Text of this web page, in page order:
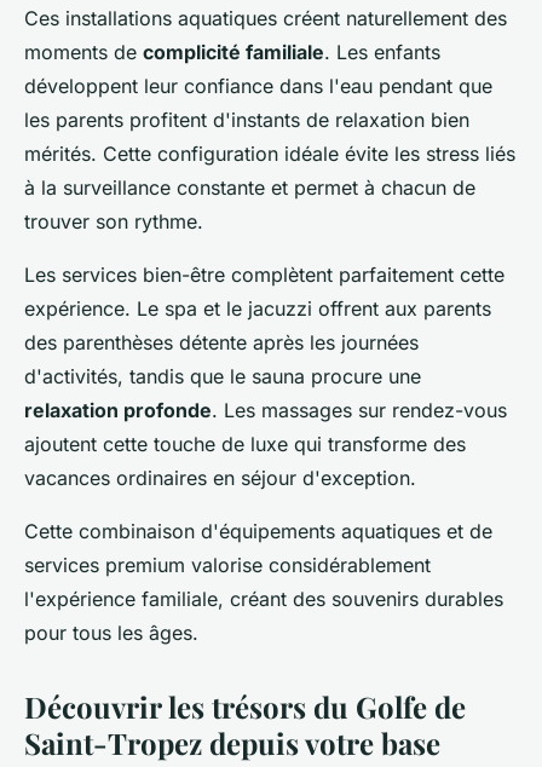
Ces installations aquatiques créent naturellement des
moments de complicité familiale. Les enfants
développent leur confiance dans l'eau pendant que
les parents profitent d'instants de relaxation bien
mérités. Cette configuration idéale évite les stress liés
à la surveillance constante et permet à chacun de
trouver son rythme.
Les services bien-être complètent parfaitement cette
expérience. Le spa et le jacuzzi offrent aux parents
des parenthèses détente après les journées
d'activités, tandis que le sauna procure une
relaxation profonde. Les massages sur rendez-vous
ajoutent cette touche de luxe qui transforme des
vacances ordinaires en séjour d'exception.
Cette combinaison d'équipements aquatiques et de
services premium valorise considérablement
l'expérience familiale, créant des souvenirs durables
pour tous les âges.
Découvrir les trésors du Golfe de
Saint-Tropez depuis votre base